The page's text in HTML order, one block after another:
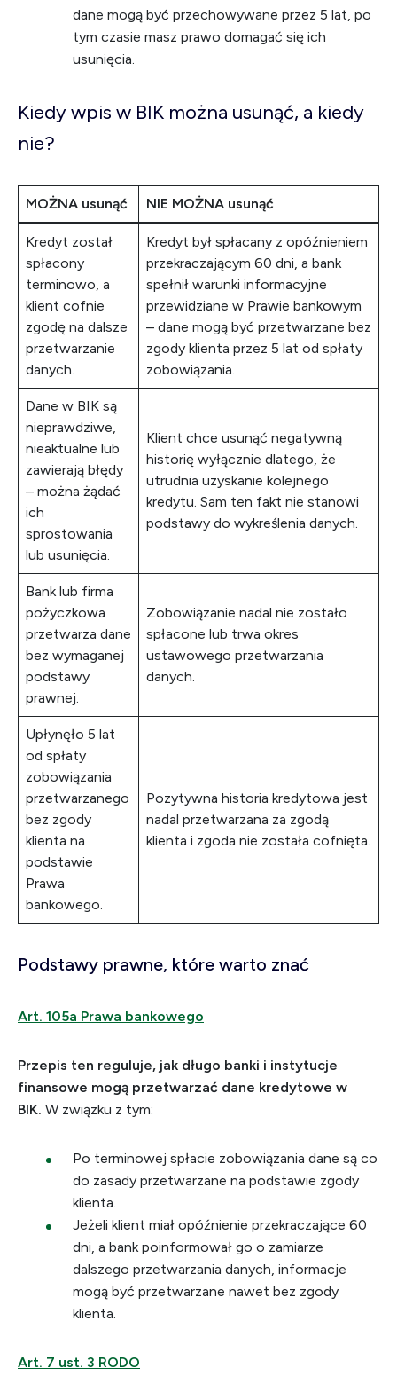
dane mogą być przechowywane przez 5 lat, po
tym czasie masz prawo domagać się ich
usunięcia.
Kiedy wpis w BIK można usunąć, a kiedy
nie?
MOŻNA usunąć NIE MOŻNA usunąć
Kredyt został
spłacony
terminowo, a
klient cofnie
zgodę na dalsze
przetwarzanie
danych.
Kredyt był spłacany z opóźnieniem
przekraczającym 60 dni, a bank
spełnił warunki informacyjne
przewidziane w Prawie bankowym
– dane mogą być przetwarzane bez
zgody klienta przez 5 lat od spłaty
zobowiązania.
Dane w BIK są
nieprawdziwe,
nieaktualne lub
zawierają błędy
– można żądać
ich
sprostowania
lub usunięcia.
Klient chce usunąć negatywną
historię wyłącznie dlatego, że
utrudnia uzyskanie kolejnego
kredytu. Sam ten fakt nie stanowi
podstawy do wykreślenia danych.
Bank lub firma
pożyczkowa
przetwarza dane
bez wymaganej
podstawy
prawnej.
Zobowiązanie nadal nie zostało
spłacone lub trwa okres
ustawowego przetwarzania
danych.
Upłynęło 5 lat
od spłaty
zobowiązania
przetwarzanego
bez zgody
klienta na
podstawie
Prawa
bankowego.
Pozytywna historia kredytowa jest
nadal przetwarzana za zgodą
klienta i zgoda nie została cofnięta.
Podstawy prawne, które warto znać
Art. 105a Prawa bankowego
Przepis ten reguluje, jak długo banki i instytucje
finansowe mogą przetwarzać dane kredytowe w
BIK. W związku z tym:
Po terminowej spłacie zobowiązania dane są co
do zasady przetwarzane na podstawie zgody
klienta.
Jeżeli klient miał opóźnienie przekraczające 60
dni, a bank poinformował go o zamiarze
dalszego przetwarzania danych, informacje
mogą być przetwarzane nawet bez zgody
klienta.
Art. 7 ust. 3 RODO